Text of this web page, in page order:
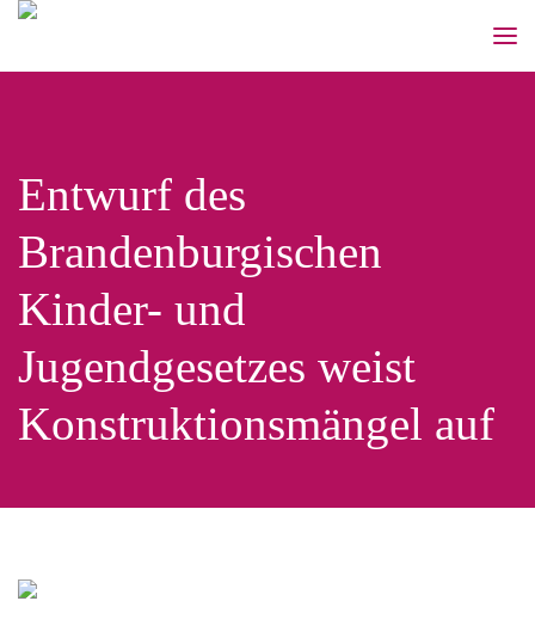
Entwurf des
Brandenburgischen
Kinder- und
Jugendgesetzes weist
Konstruktionsmängel auf